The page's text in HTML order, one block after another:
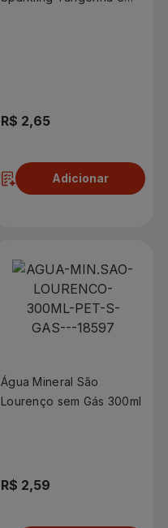
R$ 2,65
Adicionar
Água Mineral São
Lourenço sem Gás 300ml
R$ 2,59